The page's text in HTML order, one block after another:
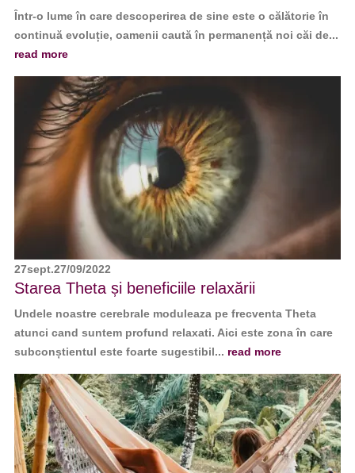
Într-o lume în care descoperirea de sine este o călătorie în
continuă evoluție, oamenii caută în permanență noi căi de...
read more
27sept.27/09/2022
Starea Theta și beneficiile relaxării
Undele noastre cerebrale moduleaza pe frecventa Theta
atunci cand suntem profund relaxati. Aici este zona în care
subconștientul este foarte sugestibil... read more